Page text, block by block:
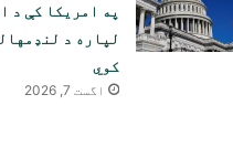
په امریکا کې د
لپاره د
کوي
اگست 7, 2026